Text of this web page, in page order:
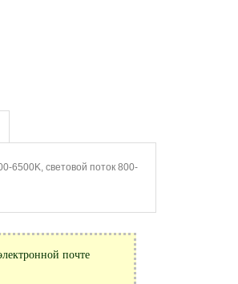
6500K, световой поток 800-
почте